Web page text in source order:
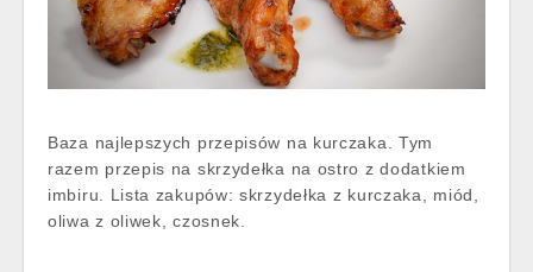
Baza najlepszych przepisów na kurczaka. Tym
razem przepis na skrzydełka na ostro z dodatkiem
imbiru. Lista zakupów: skrzydełka z kurczaka, miód,
oliwa z oliwek, czosnek.